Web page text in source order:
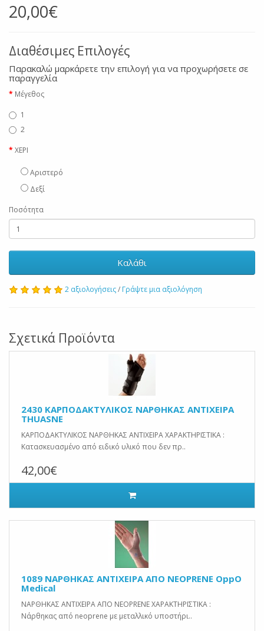
20,00€
Διαθέσιμες Επιλογές
Παρακαλώ μαρκάρετε την επιλογή για να προχωρήσετε σε
παραγγελία
Μέγεθος
1
2
ΧΕΡΙ
Αριστερό
Δεξί
Ποσότητα
Καλάθι
2 αξιολογήσεις/ Γράψτε μια αξιολόγηση
Σχετικά Προϊόντα
2430 ΚΑΡΠΟΔΑΚΤΥΛΙΚΟΣ ΝΑΡΘΗΚΑΣ ΑΝΤΙΧΕΙΡΑ
THUASNE
ΚΑΡΠΟΔΑΚΤΥΛΙΚΟΣ ΝΑΡΘΗΚΑΣ ΑΝΤΙΧΕΙΡΑ ΧΑΡΑΚΤΗΡΙΣΤΙΚΑ :
Κατασκευασμένο από ειδικό υλικό που δεν πρ..
42,00€
1089 ΝΑΡΘΗΚΑΣ ΑΝΤΙΧΕΙΡΑ ΑΠΟ NEOPRENE OppO
Medical
ΝΑΡΘΗΚΑΣ ΑΝΤΙΧΕΙΡΑ ΑΠΟ NEOPRENE ΧΑΡΑΚΤΗΡΙΣΤΙΚΑ :
Νάρθηκας από neoprene με μεταλλικό υποστήρι..